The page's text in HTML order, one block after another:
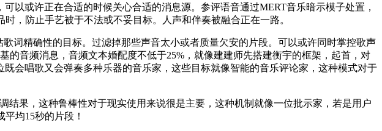
或许正在合适的时候关心合适的消息源。参评语音通过MERT音乐暗示模子处置，
，防止手艺被于不法或不妥目标。人声和伴奏被融合正在一路。
精确性的目标。过滤掉那些声音太小或者质量欠安的片段。可以或许同时掌控歌声
音频消息，音频文本婚配度不低于25%，就像建建师先搭建衡宇的框架，起首，对
会唱歌又会弹奏多种乐器的音乐家，这些目标就像智能的音乐评论家，这种模式对于
果，这种鲁棒性对于现实使用来说很是主要，这种机制就像一位批示家，若是用户
均15秒的片段！